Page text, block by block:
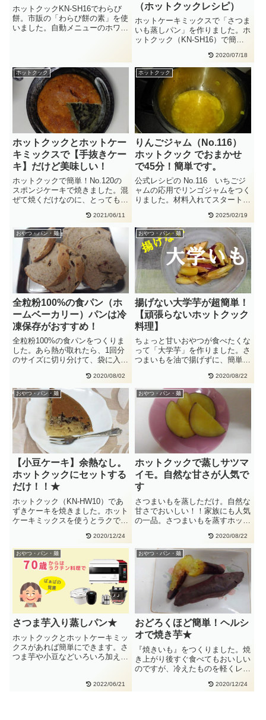
ホットクックKN-SH16でわらび
餅。市販の「わらび餅の素」を使
いました。自動メニューのホワイ
（ホットクックレシピ）
ホットケーキミックスで「さつま
いも蒸しパン」を作りました。ホ
ットクック（KN-SH16）で簡
2020/07/18
ホットクック
ホットクックとホットケー
キミックスで【手抜きケー
キ】だけど美味しい！
ホットクックで簡単！No.120の
スポンジケーキで焼きました。混
ぜて焼くだけなのに、とっても簡
2021/06/11
ホットクック
りんごジャム（No.116）
ホットクック でおまかせ
で45分！簡単です。
公式レシピの No.116 いちごジ
ャムの応用でリンゴジャムをつく
りました。材料入れてスタートを
2025/02/19
おやつ・パン・麺
全粒粉100%の食パン（ホ
ームベーカリー）パンは冷
凍保存がおすすめ！
全粒粉100%の食パンをつくりま
した。あら熱が取れたら、1回分
のサイズに切り分けて、袋に入れ
2020/08/02
おやつ・パン・麺
揚げない大学芋が超簡単！
【頑張らないホットクック
料理】
ちょっと甘いおやつが食べたくな
って「大学芋」を作りました。さ
つまいもを油で揚げずに、簡単調
2020/08/22
おやつ・パン・麺
【小豆ケーキ】余熱なし。
ホットクックにセットする
だけ！！★
ホットクック（KN-HW10）であ
ずきケーキを焼きました。ホット
ケーキミックスを使うとラクで
2020/12/24
おやつ・パン・麺
ホットクックで蒸しサツマ
イモ。自然な甘さが人気で
す
さつまいもを蒸しただけ。自然な
甘さでおいしい！！家族にも人気
の一品。さつまいもを蒸すホット
2020/08/22
おやつ・パン・麺
さつま芋入り蒸しパン★
ホットクックとホットケーキミッ
クスがあれば簡単にできます。さ
つま芋や小豆などいろいろ加えて
2022/06/21
おやつ・パン・麺
おどろくほど簡単！ヘルシ
オで焼き芋★
『焼きいも』をつくりました。焼
き上がり後すぐ食べてもおいしい
のですが、冷えたものを軽くレン
2020/12/24